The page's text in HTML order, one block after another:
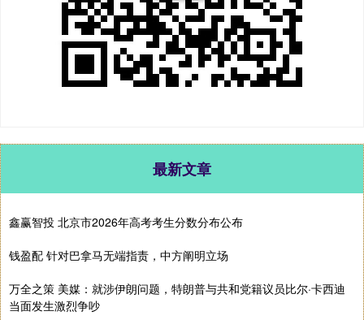
最新文章
鑫赢智投 北京市2026年高考考生分数分布公布
钱盈配 针对巴拿马无端指责，中方阐明立场
万全之策 美媒：就涉伊朗问题，特朗普与共和党籍议员比尔·卡西迪
当面发生激烈争吵